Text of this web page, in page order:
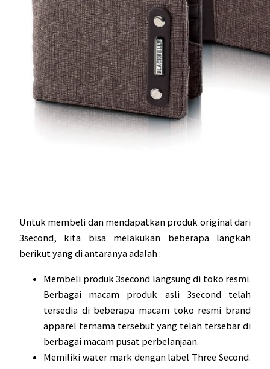
Untuk membeli dan mendapatkan produk original dari
3second, kita bisa melakukan beberapa langkah
berikut yang di antaranya adalah :
Membeli produk 3second langsung di toko resmi.
Berbagai macam produk asli 3second telah
tersedia di beberapa macam toko resmi brand
apparel ternama tersebut yang telah tersebar di
berbagai macam pusat perbelanjaan.
Memiliki water mark dengan label Three Second.